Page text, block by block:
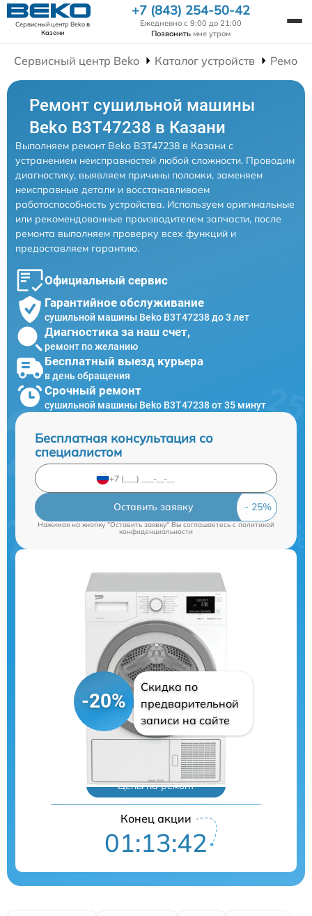
Сервисный центр Bekoв
Казани
+7 (843) 254-50-42
Ежедневно с 9:00 до 21:00
Позвонить мне утром
Сервисный центр Beko Каталог устройств
Ремонт сушильной машины
Beko B3T47238 в Казани
Выполняем ремонт Beko B3T47238 в Казани с
устранением неисправностей любой сложности. Проводим
диагностику, выявляем причины поломки, заменяем
неисправные детали и восстанавливаем
работоспособность устройства. Используем оригинальные
или рекомендованные производителем запчасти, после
ремонта выполняем проверку всех функций и
предоставляем гарантию.
Официальный сервис
Гарантийное обслуживание
сушильной машины Beko B3T47238 до 3 лет
Диагностика за наш счет,
ремонт по желанию
Бесплатный выезд курьера
в день обращения
Срочный ремонт
сушильной машины Beko B3T47238 от 35 минут
Бесплатная консультация со
специалистом
Оставить заявку
Нажимая на кнопку "Оставить заявку" Вы соглашаетесь cполитикой
конфиденциальности
-20%
Скидка по
предварительной
записи на сайте
Цены на ремонт
Конец акции
01:13:40